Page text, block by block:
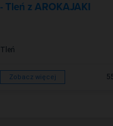
- Tleń z AROKAJAKI
Tleń
Zobacz więcej